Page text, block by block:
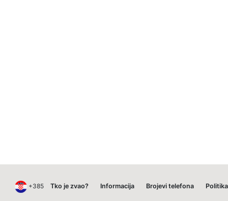
+385 Tko je zvao? Informacija Brojevi telefona